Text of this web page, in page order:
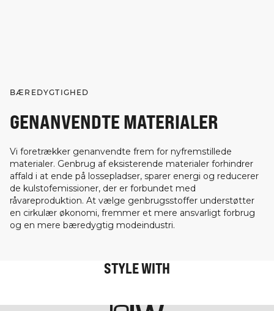
BÆREDYGTIGHED
GENANVENDTE MATERIALER
Vi foretrækker genanvendte frem for nyfremstillede
materialer. Genbrug af eksisterende materialer forhindrer
affald i at ende på lossepladser, sparer energi og reducerer
de kulstofemissioner, der er forbundet med
råvareproduktion. At vælge genbrugsstoffer understøtter
en cirkulær økonomi, fremmer et mere ansvarligt forbrug
og en mere bæredygtig modeindustri.
STYLE WITH